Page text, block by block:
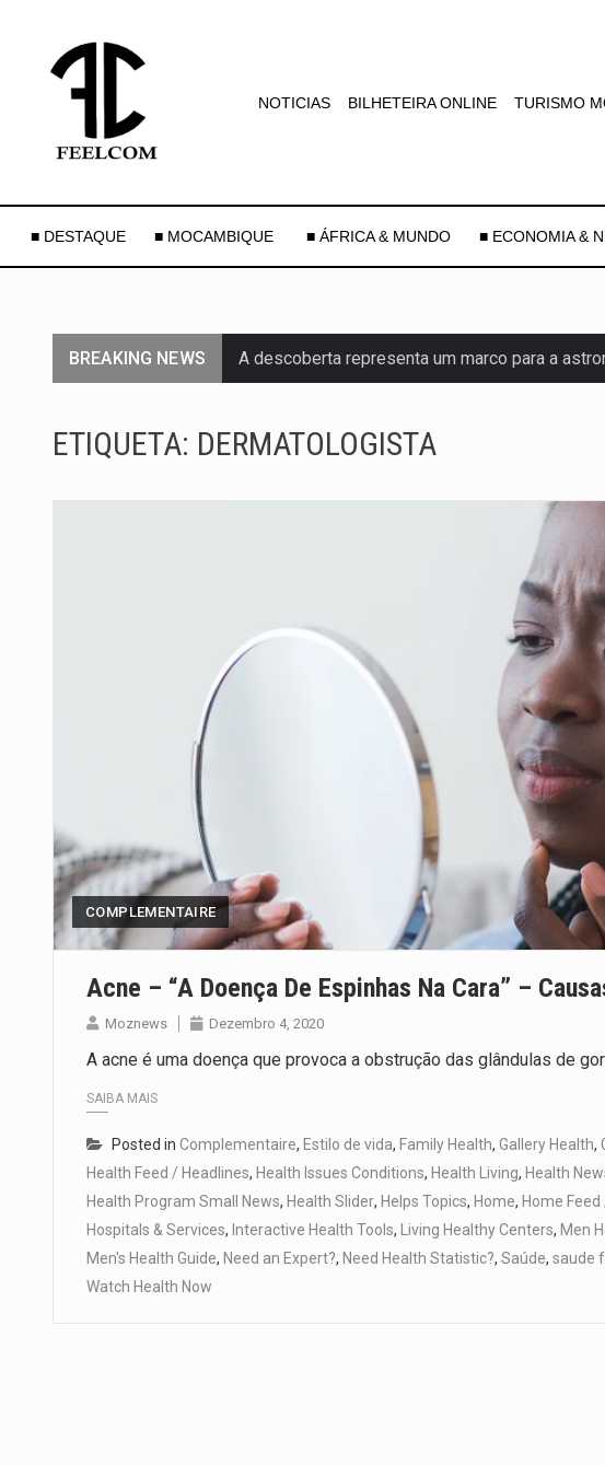
NOTICIAS BILHETEIRA ONLINE TURISMO
■ DESTAQUE ■ MOCAMBIQUE ■ ÁFRICA & MUNDO ■ ECONOMIA &
BREAKING NEWS A descoberta representa um marco para a
De acordo com as autoridades de saúde da
Um dos casos mais graves envolveu a
A cidade de Bunia, capital da província de Ituri,
O pagamento marca o desfecho de um dos
O programa, cuja implementação está prevista
A nova legislação estabelece um prazo de 180
O Departamento de Estado norte-americano
A final coloca frente a frente duas equipas que
ETIQUETA: DERMATOLOGISTA
COMPLEMENTAIRE
Acne – “a Doença De Espinhas Na Cara” –
Moznews Dezembro 4, 2020
A acne é uma doença que provoca a obstrução das glândulas de
SAIBA MAIS
Posted in Complementaire, Estilo de vida, Family Health, Gallery Health,
Health Feed / Headlines, Health Issues Conditions, Health Living, Health
Health Program Small News, Health Slider, Helps Topics, Home, Home
Hospitals & Services, Interactive Health Tools, Living Healthy Centers, Men
Men's Health Guide, Need an Expert?, Need Health Statistic?, Saúde, saude
Watch Health Now